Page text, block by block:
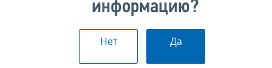
информацию?
Нет Да